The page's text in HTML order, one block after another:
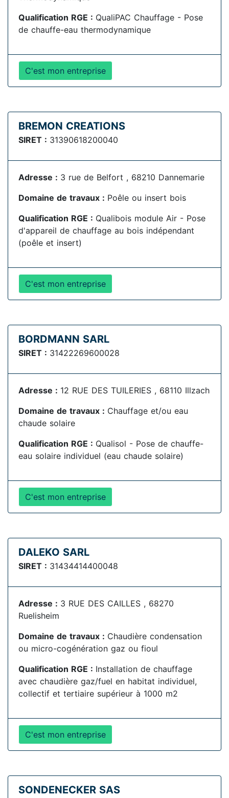
Qualification RGE : QualiPAC Chauffage - Pose
de chauffe-eau thermodynamique
C'est mon entreprise
BREMON CREATIONS
SIRET : 31390618200040
Adresse : 3 rue de Belfort , 68210 Dannemarie
Domaine de travaux : Poêle ou insert bois
Qualification RGE : Qualibois module Air - Pose
d'appareil de chauffage au bois indépendant
(poêle et insert)
C'est mon entreprise
BORDMANN SARL
SIRET : 31422269600028
Adresse : 12 RUE DES TUILERIES , 68110 Illzach
Domaine de travaux : Chauffage et/ou eau
chaude solaire
Qualification RGE : Qualisol - Pose de chauffe-
eau solaire individuel (eau chaude solaire)
C'est mon entreprise
DALEKO SARL
SIRET : 31434414400048
Adresse : 3 RUE DES CAILLES , 68270
Ruelisheim
Domaine de travaux : Chaudière condensation
ou micro-cogénération gaz ou fioul
Qualification RGE : Installation de chauffage
avec chaudière gaz/fuel en habitat individuel,
collectif et tertiaire supérieur à 1000 m2
C'est mon entreprise
SONDENECKER SAS